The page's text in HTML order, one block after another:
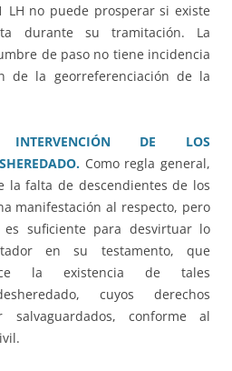
LH no puede prosperar si existe
durante su tramitación. La
de paso no tiene incidencia
de la georreferenciación de la
DE LOS
Como regla general,
la falta de descendientes de los
manifestación al respecto, pero
suficiente para desvirtuar lo
en su testamento, que
la existencia de tales
cuyos derechos
salvaguardados, conforme al